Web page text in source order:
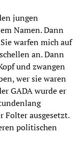
jungen
Namen. Dann
warfen mich auf
an. Dann
und zwangen
wer sie waren
GADA wurde er
Folter ausgesetzt.
politischen